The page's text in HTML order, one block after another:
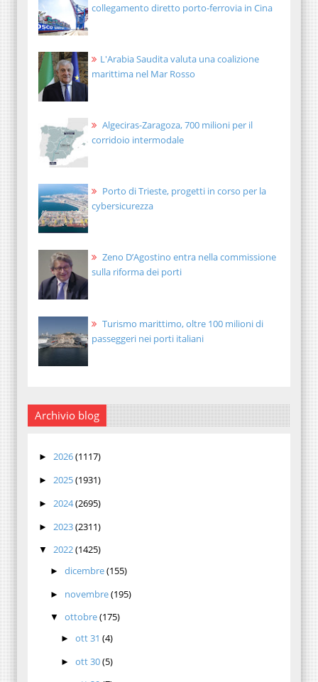
collegamento diretto porto-ferrovia in Cina
L'Arabia Saudita valuta una coalizione
marittima nel Mar Rosso
Algeciras-Zaragoza, 700 milioni per il
corridoio intermodale
Porto di Trieste, progetti in corso per la
cybersicurezza
Zeno D’Agostino entra nella commissione
sulla riforma dei porti
Turismo marittimo, oltre 100 milioni di
passeggeri nei porti italiani
Archivio blog
► 2026(1117)
► 2025(1931)
► 2024(2695)
► 2023(2311)
▼ 2022(1425)
► dicembre(155)
► novembre(195)
▼ ottobre(175)
►ott 31(4)
►ott 30(5)